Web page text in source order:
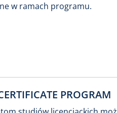
w ramach programu.
PROGRAM